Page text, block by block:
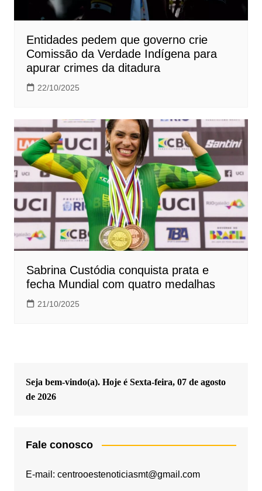
Entidades pedem que governo crie
Comissão da Verdade Indígena para
apurar crimes da ditadura
22/10/2025
Sabrina Custódia conquista prata e
fecha Mundial com quatro medalhas
21/10/2025
Seja bem-vindo(a). Hoje é Sexta-feira, 07 de agosto
de 2026
Fale conosco
E-mail: centrooestenoticiasmt@gmail.com